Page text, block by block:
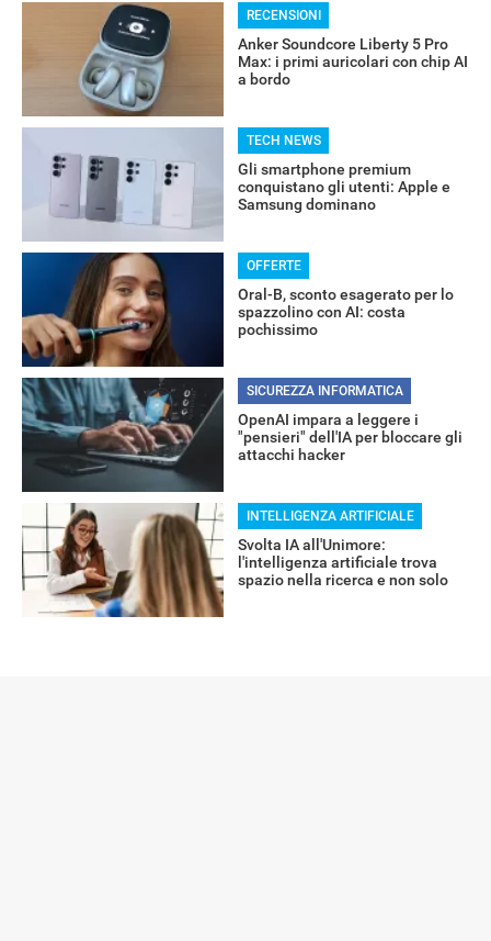
RECENSIONI
Anker Soundcore Liberty 5 Pro
Max: i primi auricolari con chip AI
a bordo
TECH NEWS
Gli smartphone premium
conquistano gli utenti: Apple e
Samsung dominano
OFFERTE
Oral-B, sconto esagerato per lo
spazzolino con AI: costa
pochissimo
SICUREZZA INFORMATICA
OpenAI impara a leggere i
"pensieri" dell'IA per bloccare gli
attacchi hacker
INTELLIGENZA ARTIFICIALE
Svolta IA all'Unimore:
l'intelligenza artificiale trova
spazio nella ricerca e non solo